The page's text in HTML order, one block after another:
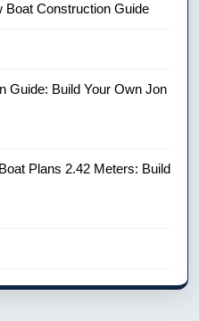
Boat Construction Guide
Guide: Build Your Own Jon
Plans 2.42 Meters: Build